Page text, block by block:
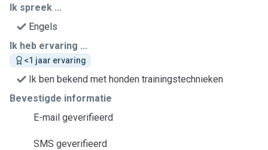
Ik spreek ...
Engels
Ik heb ervaring ...
<1 jaar ervaring
Ik ben bekend met honden trainingstechnieken
Bevestigde informatie
E-mail geverifieerd
SMS geverifieerd